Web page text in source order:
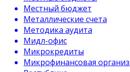
Местный бюджет
Металлические счета
Методика аудита
Мидл-офис
Микрокредиты
Микрофинансовая